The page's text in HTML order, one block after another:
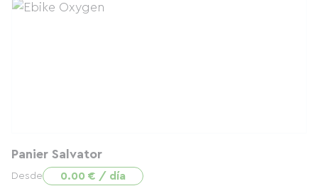
Panier Salvator
Desde 0.00 € / día